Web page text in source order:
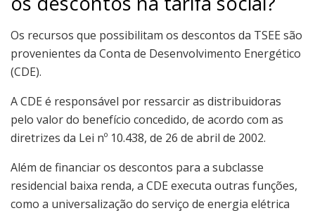
Os recursos que possibilitam os descontos da TSEE são
provenientes da Conta de Desenvolvimento Energético
(CDE).
A CDE é responsável por ressarcir as distribuidoras
pelo valor do benefício concedido, de acordo com as
diretrizes da Lei nº 10.438, de 26 de abril de 2002.
Além de financiar os descontos para a subclasse
residencial baixa renda, a CDE executa outras funções,
como a universalização do serviço de energia elétrica